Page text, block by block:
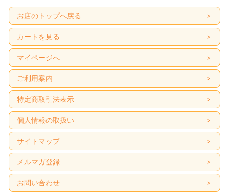
お店のトップへ戻る
カートを見る
マイページへ
ご利用案内
特定商取引法表示
個人情報の取扱い
サイトマップ
メルマガ登録
お問い合わせ